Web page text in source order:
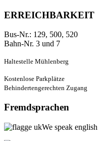
ERREICHBARKEIT
Bus-Nr.: 129, 500, 520
Bahn-Nr. 3 und 7
Haltestelle Mühlenberg
Kostenlose Parkplätze
Behindertengerechten Zugang
Fremdsprachen
We speak english